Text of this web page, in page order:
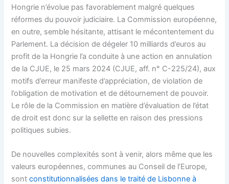
Hongrie n’évolue pas favorablement malgré quelques
réformes du pouvoir judiciaire. La Commission européenne,
en outre, semble hésitante, attisant le mécontentement du
Parlement. La décision de dégeler 10 milliards d’euros au
profit de la Hongrie l’a conduite à une action en annulation
de la CJUE, le 25 mars 2024 (CJUE, aff. n° C-225/24), aux
motifs d’erreur manifeste d’appréciation, de violation de
l’obligation de motivation et de détournement de pouvoir.
Le rôle de la Commission en matière d’évaluation de l’état
de droit est donc sur la sellette en raison des pressions
politiques subies.
De nouvelles complexités sont à venir, alors même que les
valeurs européennes, communes au Conseil de l’Europe,
sontconstitutionnalisées dans le traité de Lisbonne à